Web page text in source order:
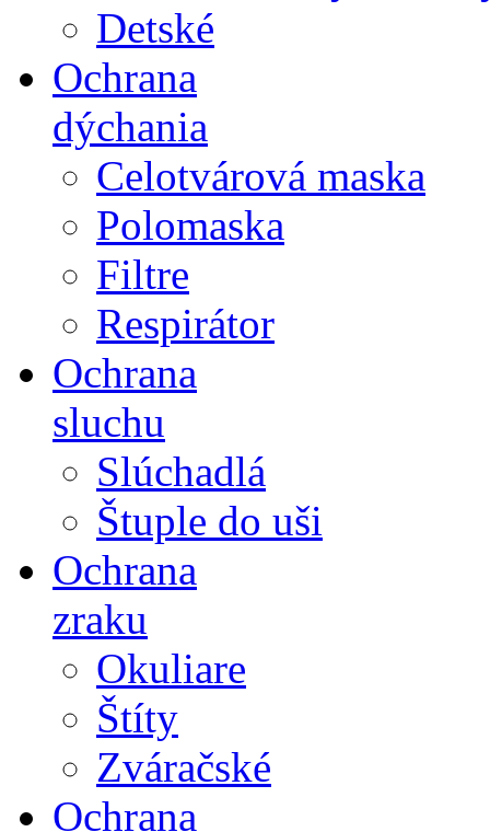
Detské
Ochrana
dýchania
Celotvárová maska
Polomaska
Filtre
Respirátor
Ochrana
sluchu
Slúchadlá
Štuple do uši
Ochrana
zraku
Okuliare
Štíty
Zváračské
Ochrana